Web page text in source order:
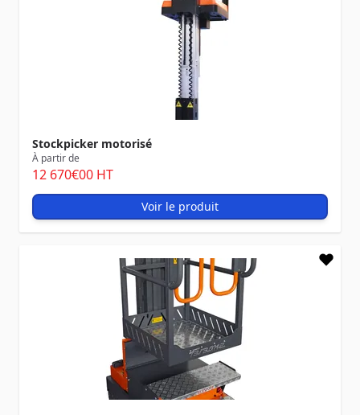
Stockpicker motorisé
À partir de
12 670€00 HT
Voir le produit